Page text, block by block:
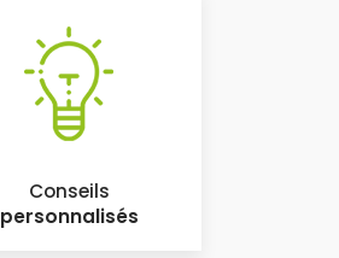
Conseils
personnalisés